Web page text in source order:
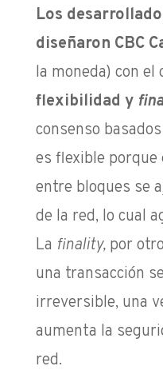
Los
diseñaron CBC
la moneda) con
flexibilidad y
consenso
es flexible
entre bloques se
de la red, lo cual
La finality,por
una transacción
irreversible, una
aumenta la
red.